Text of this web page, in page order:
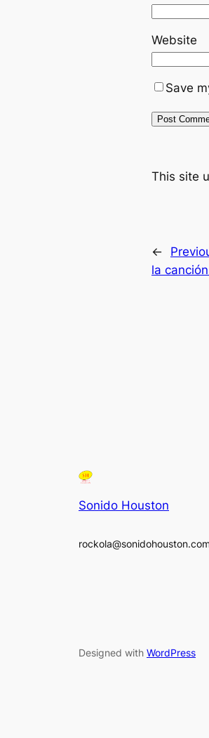
Website
Save
This site
←
la
Sonido Houston
rockola@sonidohouston.com
Designed with WordPress